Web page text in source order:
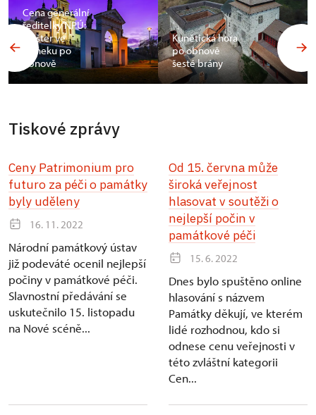
Cena generální
ředitelky NPÚ:
Klášter ve
Fulneku po
obnově
Kunětická hora
po obnově
šesté brány
Tiskové zprávy
Ceny Patrimonium pro
futuro za péči o památky
byly uděleny
16. 11. 2022
Národní památkový ústav
již podeváté ocenil nejlepší
počiny v památkové péči.
Slavnostní předávání se
uskutečnilo 15. listopadu
na Nové scéně...
Od 15. června může
široká veřejnost
hlasovat v soutěži o
nejlepší počin v
památkové péči
15. 6. 2022
Dnes bylo spuštěno online
hlasování s názvem
Památky děkují, ve kterém
lidé rozhodnou, kdo si
odnese cenu veřejnosti v
této zvláštní kategorii
Cen...